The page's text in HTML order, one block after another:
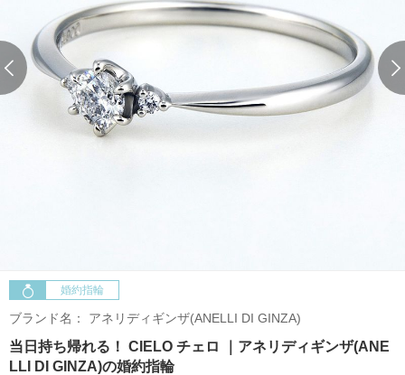
婚約指輪
ブランド名： アネリディギンザ(ANELLI DI GINZA)
当日持ち帰れる！ CIELO チェロ ｜アネリディギンザ(ANE
LLI DI GINZA)の婚約指輪